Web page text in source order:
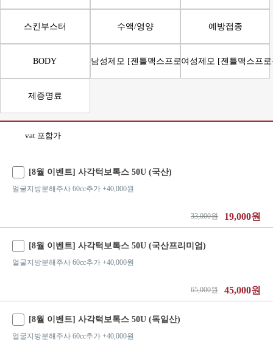
스킨부스터 수액/영양 예방접종
BODY 남성제모 [젠틀맥스프로플러스]여성제모 [젠틀맥스프
제증명료
vat 포함가
[8월 이벤트] 사각턱보톡스 50U (국산)
얼굴지방분해주사 60cc추가 +40,000원
19,000원
33,000원
[8월 이벤트] 사각턱보톡스 50U (국산프리미엄)
얼굴지방분해주사 60cc추가 +40,000원
45,000원
65,000원
[8월 이벤트] 사각턱보톡스 50U (독일산)
얼굴지방분해주사 60cc추가 +40,000원